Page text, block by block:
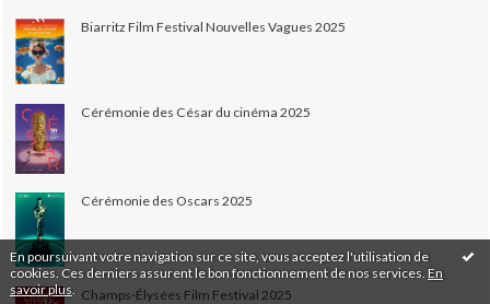
En poursuivant votre navigation sur ce site, vous acceptez l'utilisation de
cookies. Ces derniers assurent le bon fonctionnement de nos services. En
savoir plus
Biarritz Film Festival Nouvelles Vagues 2025
Cérémonie des César du cinéma 2025
Cérémonie des Oscars 2025
Champs-Élysées Film Festival 2025